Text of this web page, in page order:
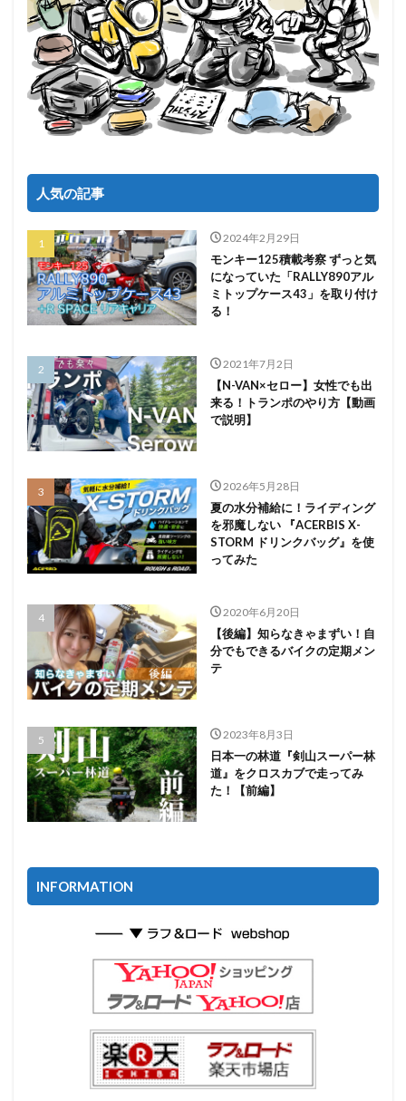
人気の記事
2024年2月29日
モンキー125積載考察 ずっと気
になっていた「RALLY890アル
ミトップケース43」を取り付け
る！
2021年7月2日
【N-VAN×セロー】女性でも出
来る！トランポのやり方【動画
で説明】
2026年5月28日
夏の水分補給に！ライディング
を邪魔しない 『ACERBIS X-
STORM ドリンクバッグ』を使
ってみた
2020年6月20日
【後編】知らなきゃまずい！自
分でもできるバイクの定期メン
テ
2023年8月3日
日本一の林道『剣山スーパー林
道』をクロスカブで走ってみ
た！【前編】
INFORMATION